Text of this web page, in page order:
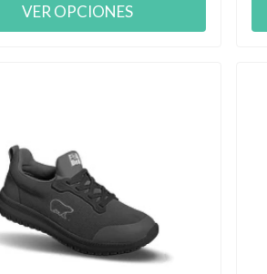
VER OPCIONES